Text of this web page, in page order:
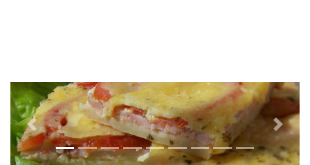
Previous Next